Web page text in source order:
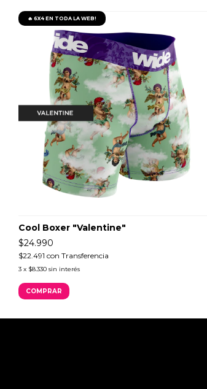
🔥 6X4 EN TODA LA WEB!
Cool Boxer "Valentine"
$24.990
$22.491 con Transferencia
3 x $8.330 sin interés
COMPRAR